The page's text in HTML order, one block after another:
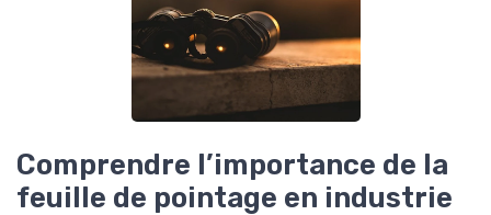
Comprendre l’importance de la
feuille de pointage en industrie